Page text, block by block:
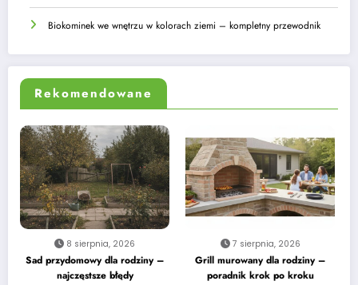
Biokominek we wnętrzu w kolorach ziemi – kompletny przewodnik
Rekomendowane
8 sierpnia, 2026
Sad przydomowy dla rodziny –
najczęstsze błędy
7 sierpnia, 2026
Grill murowany dla rodziny –
poradnik krok po kroku